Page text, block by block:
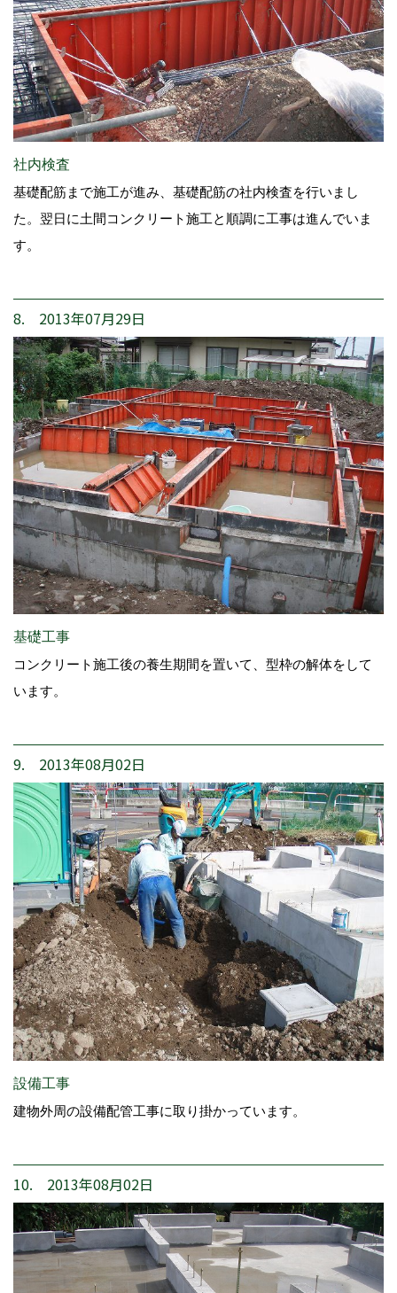
社内検査
基礎配筋まで施工が進み、基礎配筋の社内検査を行いまし
た。翌日に土間コンクリート施工と順調に工事は進んでいま
す。
8. 2013年07月29日
基礎工事
コンクリート施工後の養生期間を置いて、型枠の解体をして
います。
9. 2013年08月02日
設備工事
建物外周の設備配管工事に取り掛かっています。
10. 2013年08月02日